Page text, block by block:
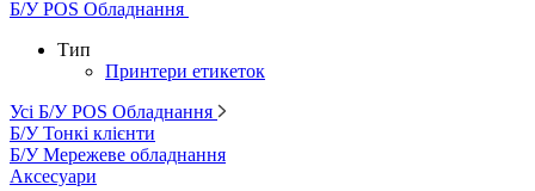
Б/У POS Обладнання
Тип
Принтери етикеток
Усі Б/У POS Обладнання
Б/У Тонкі клієнти
Б/У Мережеве обладнання
Аксесуари